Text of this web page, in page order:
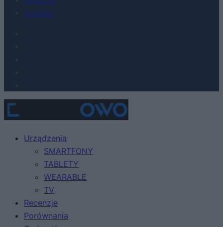
Kontakt
Urządzenia
SMARTFONY
TABLETY
WEARABLE
TV
Recenzje
Porównania